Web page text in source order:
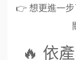
👉 想更進一
🔥 依